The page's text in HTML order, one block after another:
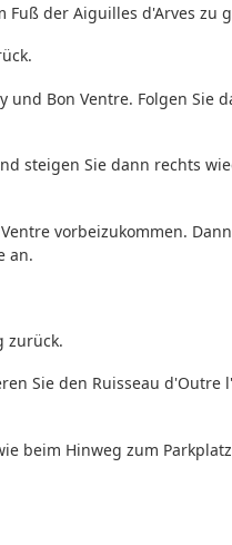
der Aiguilles d'Arves zu
Bon Ventre. Folgen Sie
steigen Sie dann rechts
vorbeizukommen.
an.
zurück.
Sie den Ruisseau d'Outre
beim Hinweg zum